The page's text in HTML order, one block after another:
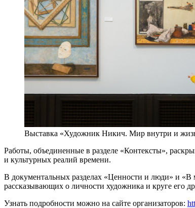
Выставка «Художник Никич. Мир внутри и
Работы, объединенные в разделе «Контексты»,
и культурных реалий времени.
В документальных разделах «Ценности и люди» и «В
рассказывающих о личности художника и круге его
Узнать подробности можно на сайте организаторов: